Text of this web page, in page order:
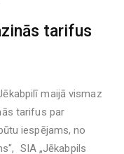
tarifus
maijā vismaz
tarifus par
iespējams, no
SIA „Jēkabpils